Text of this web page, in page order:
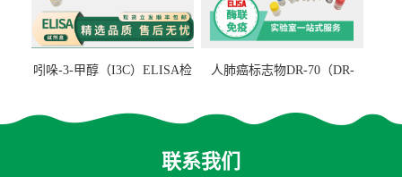
吲哚-3-甲醇（I3C）ELISA检
人肺癌标志物DR-70（DR-
联系我们